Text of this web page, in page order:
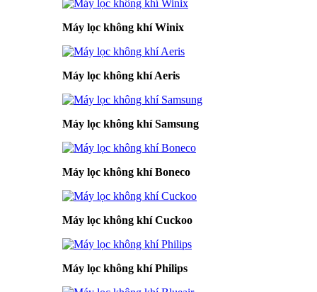
Máy lọc không khí Winix
Máy lọc không khí Aeris
Máy lọc không khí Samsung
Máy lọc không khí Boneco
Máy lọc không khí Cuckoo
Máy lọc không khí Philips